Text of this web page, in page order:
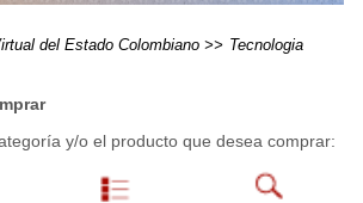
del Estado Colombiano Tecnologia
y/o el producto que desea comprar: